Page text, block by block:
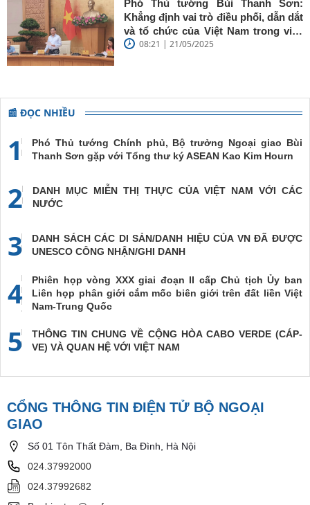
Phó Thủ tướng Bùi Thanh Sơn:
Khẳng định vai trò điều phối, dẫn dắt
và tổ chức của Việt Nam trong việc
đề cao chủ nghĩa đa phương, đoàn
08:21 | 21/05/2025
📰 ĐỌC NHIỀU
1
Phó Thủ tướng Chính phủ, Bộ trưởng Ngoại giao Bùi
Thanh Sơn gặp với Tổng thư ký ASEAN Kao Kim Hourn
2
DANH MỤC MIỄN THỊ THỰC CỦA VIỆT NAM VỚI CÁC
NƯỚC
3
DANH SÁCH CÁC DI SẢN/DANH HIỆU CỦA VN ĐÃ ĐƯỢC
UNESCO CÔNG NHẬN/GHI DANH
4
Phiên họp vòng XXX giai đoạn II cấp Chủ tịch Ủy ban
Liên họp phân giới cắm mốc biên giới trên đất liền Việt
Nam-Trung Quốc
5
THÔNG TIN CHUNG VỀ CỘNG HÒA CABO VERDE (CÁP-
VE) VÀ QUAN HỆ VỚI VIỆT NAM
CỔNG THÔNG TIN ĐIỆN TỬ BỘ NGOẠI
GIAO
Số 01 Tôn Thất Đàm, Ba Đình, Hà Nội
024.37992000
024.37992682